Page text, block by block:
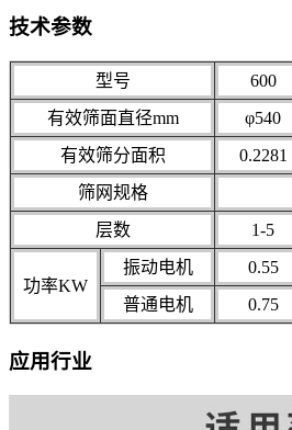
技术参数
型号 600
有效筛面直径mm
φ540
有效筛分面积
0.2281
筛网规格
层数
1-5
功率KW
振动电机 0.55
普通电机
0.75
应用行业